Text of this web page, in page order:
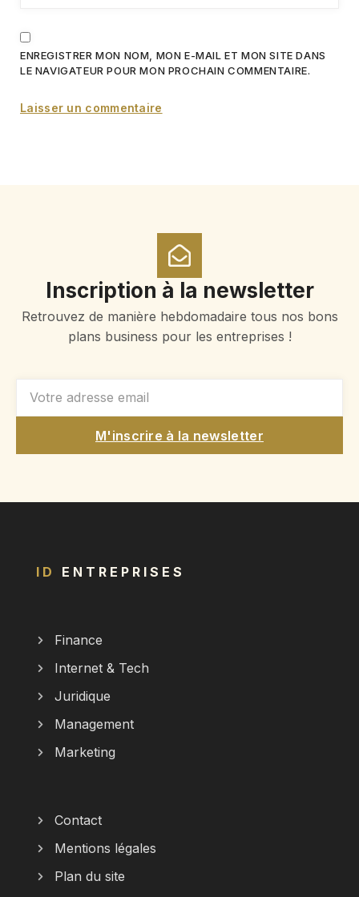
ENREGISTRER MON NOM, MON E-MAIL ET MON SITE DANS
LE NAVIGATEUR POUR MON PROCHAIN COMMENTAIRE.
Inscription à la newsletter
Retrouvez de manière hebdomadaire tous nos bons
plans business pour les entreprises !
M'inscrire à la newsletter
ID ENTREPRISES
Finance
Internet & Tech
Juridique
Management
Marketing
Contact
Mentions légales
Plan du site